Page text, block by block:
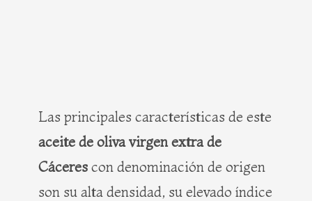
Las principales características de este
aceite de oliva virgen extra de
Cáceres con denominación de origen
son su alta densidad, su elevado índice